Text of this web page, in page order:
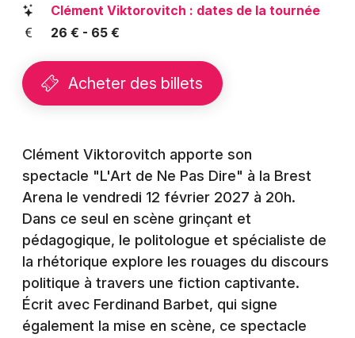
Foires & salons
Concerts
Soirées
Sorties famille
Expos
Sorties & loisirs
Théâtre dans le Finistère
Montpellier
Nice
Strasbourg
Toulouse
Toutes les villes
Clément Viktorovitch : dates de la tournée
26 € - 65 €
Acheter des billets
Clément Viktorovitch apporte son
spectacle "L'Art de Ne Pas Dire" à la Brest
Arena le vendredi 12 février 2027 à 20h.
Dans ce seul en scène grinçant et
pédagogique, le politologue et spécialiste de
la rhétorique explore les rouages du discours
politique à travers une fiction captivante.
Écrit avec Ferdinand Barbet, qui signe
également la mise en scène, ce spectacle